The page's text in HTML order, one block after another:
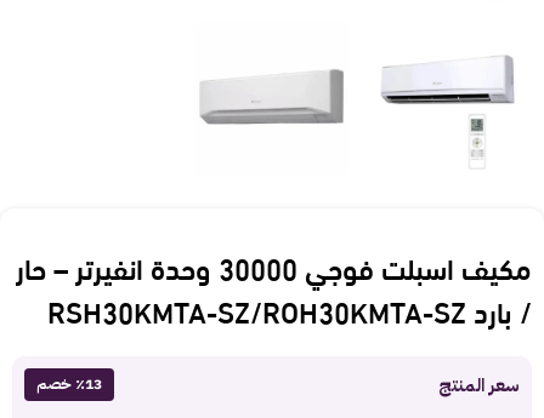
مكيف اسبلت فوجي 30000 وحدة انفيرتر – حار
/ بارد RSH30KMTA-SZ/ROH30KMTA-SZ
سعر المنتج ٪13 خصم